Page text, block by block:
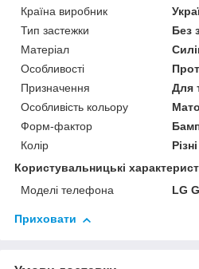
Країна виробник
Тип застежки
Без
Матеріал
Особливості
Призначення
Для
Особливість кольору
Форм-фактор
Колір
Користувальницькі
Моделі телефона
LG
Приховати